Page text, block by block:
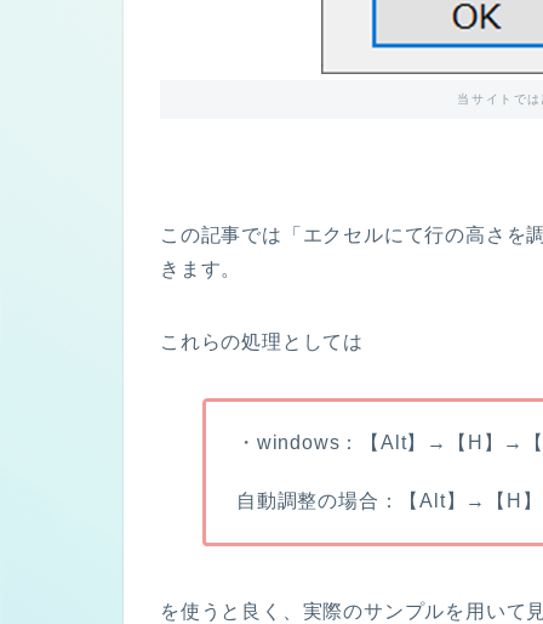
当サイトで
この記事では「エクセルにて行の高さを
きます。
これらの処理としては
・windows：【Alt】→【H】→
自動調整の場合：【Alt】→【H
を使うと良く、実際のサンプルを用いて